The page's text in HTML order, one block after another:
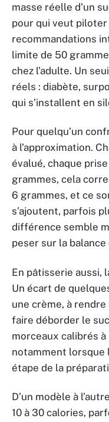
masse réelle d’un
pour qui veut
recommandations
limite de 50
chez l’adulte. Un
réels : diabète,
qui s’installent en
Pour quelqu’un
à l’approximation.
évalué, chaque
grammes, cela
6 grammes, et ce
s’ajoutent, parfois
différence semble
peser sur la
En pâtisserie aussi,
Un écart de
une crème, à
faire déborder le
morceaux calibrés
notamment lorsque
étape de la
D’un modèle à
10 à 30 calories,